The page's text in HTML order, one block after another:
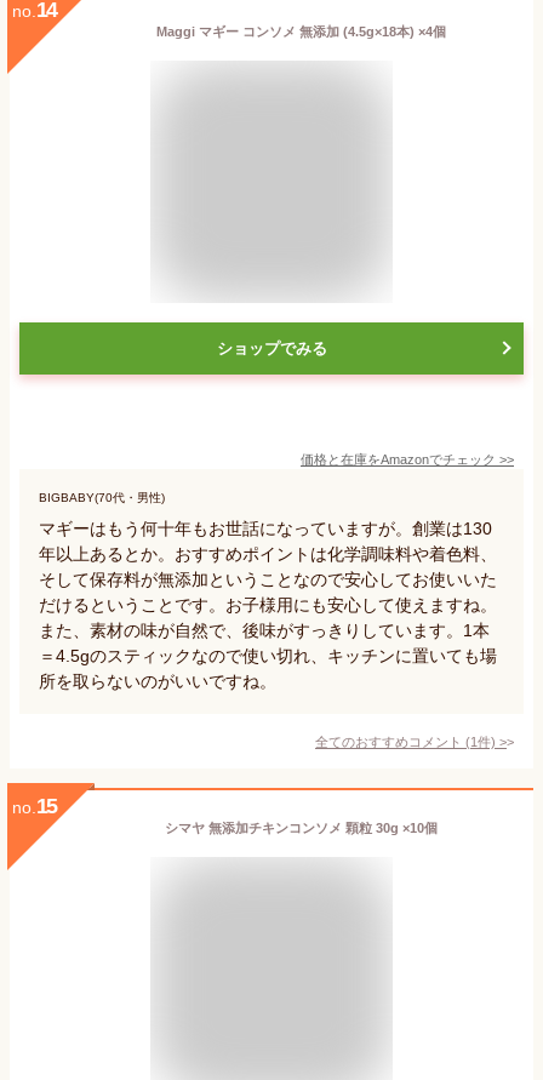
no. 14
Maggi マギー コンソメ 無添加 (4.5g×18本) ×4個
ショップでみる
価格と在庫をAmazonでチェック >>
BIGBABY(70代・男性)
マギーはもう何十年もお世話になっていますが。創業は130
年以上あるとか。おすすめポイントは化学調味料や着色料、
そして保存料が無添加ということなので安心してお使いいた
だけるということです。お子様用にも安心して使えますね。
また、素材の味が自然で、後味がすっきりしています。1本
＝4.5gのスティックなので使い切れ、キッチンに置いても場
所を取らないのがいいですね。
全てのおすすめコメント (1件) >
no. 15
シマヤ 無添加チキンコンソメ 顆粒 30g ×10個